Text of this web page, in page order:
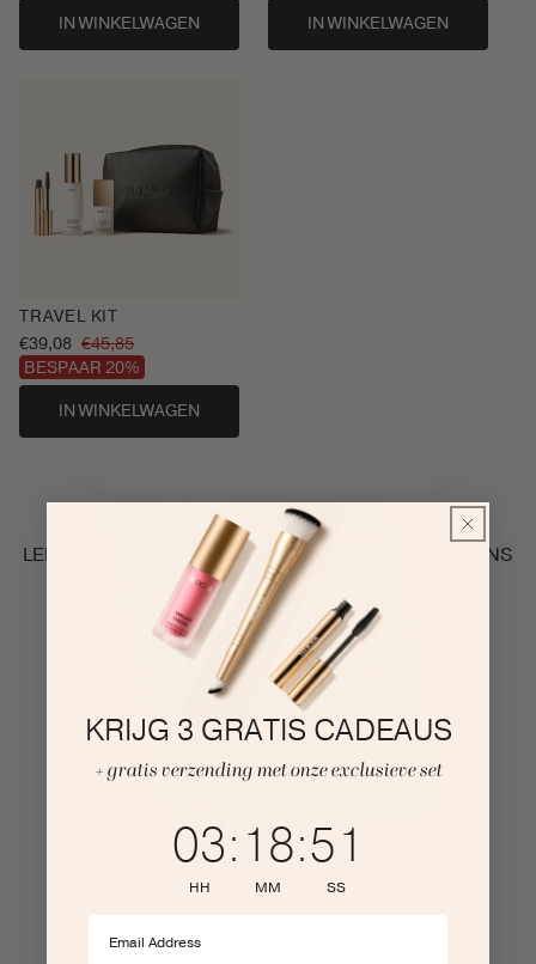
IN WINKELWAGEN
IN WINKELWAGEN
TRAVEL KIT
Aanbiedingsprijs
€39,08
Normale
prijs
€45,85
BESPAAR 20%
IN WINKELWAGEN
LEES HOE TEVREDEN ONZE KLANTEN ZIJN OVER ONS
KRIJG 3 GRATIS CADEAUS
+ gratis verzending met onze exclusieve set
Countdown ends in:
3
03
HH
: 18
18
MM
: 50
50
SS